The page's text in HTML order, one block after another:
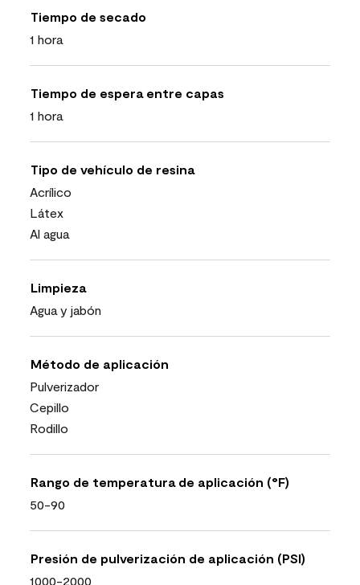
Tiempo de secado
1 hora
Tiempo de espera entre capas
1 hora
Tipo de vehículo de resina
Acrílico
Látex
Al agua
Limpieza
Agua y jabón
Método de aplicación
Pulverizador
Cepillo
Rodillo
Rango de temperatura de aplicación (°F)
50-90
Presión de pulverización de aplicación (PSI)
1000-2000